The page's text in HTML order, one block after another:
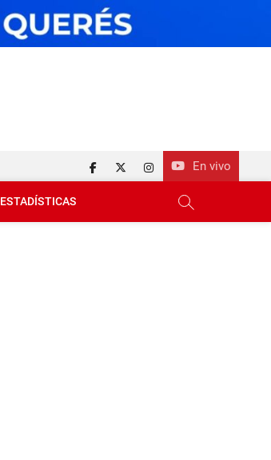
En vivo
facebook
twitterinstagram
ESTADÍSTICAS